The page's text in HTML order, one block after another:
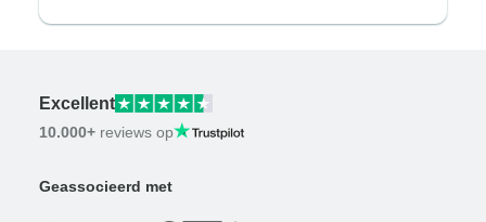
Excellent
10.000+ reviews op
Geassocieerd met